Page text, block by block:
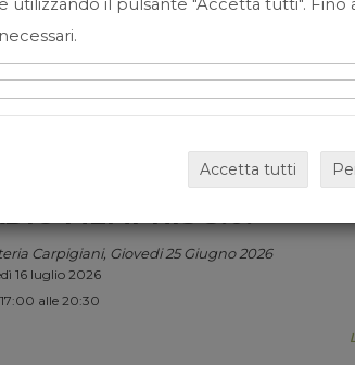
HOUR GRECO CON
MEMPHIS 3.0.
Carpigiani, Giovedi 25 Giugno 2026
16 luglio 2026
alle 20:30
il pulsante "Accetta tutti". Fino
Accetta tutti